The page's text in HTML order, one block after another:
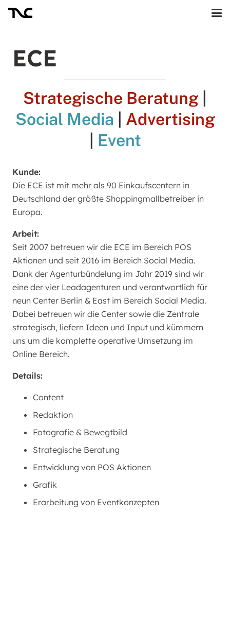
ECE
Strategische Beratung
Social Media
Advertising
Event
Kunde:
Die ECE ist mit mehr als 90 Einkaufscentern in
Deutschland der größte Shoppingmallbetreiber in
Europa.
Arbeit:
Seit 2007 betreuen wir die ECE im Bereich POS
Aktionen und seit 2016 im Bereich Social Media.
Dank der Agenturbündelung im Jahr 2019 sind wir
eine der vier Leadagenturen und verantwortlich für
neun Center Berlin & East im Bereich Social Media.
Dabei betreuen wir die Center sowie die Zentrale
strategisch, liefern Ideen und Input und kümmern
uns um die komplette operative Umsetzung im
Online Bereich.
Details:
Content
Redaktion
Fotografie & Bewegtbild
Strategische Beratung
Entwicklung von POS Aktionen
Grafik
Erarbeitung von Eventkonzepten